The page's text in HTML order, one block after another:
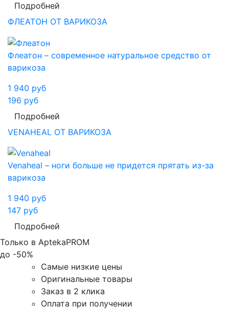
Подробней
ФЛЕАТОН ОТ ВАРИКОЗА
Флеатон – современное натуральное средство от
варикоза
1 940 руб
196 руб
Подробней
VENAHEAL ОТ ВАРИКОЗА
Venaheal – ноги больше не придется прятать из-за
варикоза
1 940 руб
147 руб
Подробней
Только в AptekaPROM
до -50%
Самые низкие цены
Оригинальные товары
Заказ в 2 клика
Оплата при получении